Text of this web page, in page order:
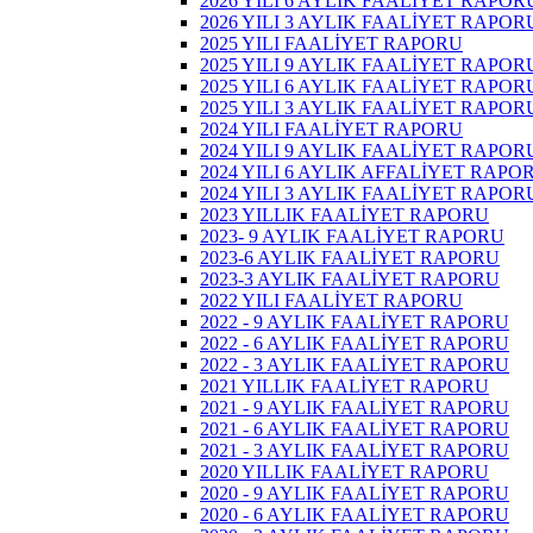
2026 YILI 3 AYLIK FAALİYET
2025 YILI FAALİYET RAPORU
2025 YILI 9 AYLIK FAALİYET
2025 YILI 6 AYLIK FAALİYET
2025 YILI 3 AYLIK FAALİYET
2024 YILI FAALİYET RAPORU
2024 YILI 9 AYLIK FAALİYET
2024 YILI 6 AYLIK AFFALİYET
2024 YILI 3 AYLIK FAALİYET
2023 YILLIK FAALİYET RAPORU
2023- 9 AYLIK FAALİYET RAPORU
2023-6 AYLIK FAALİYET RAPORU
2023-3 AYLIK FAALİYET RAPORU
2022 YILI FAALİYET RAPORU
2022 - 9 AYLIK FAALİYET RAPORU
2022 - 6 AYLIK FAALİYET RAPORU
2022 - 3 AYLIK FAALİYET RAPORU
2021 YILLIK FAALİYET RAPORU
2021 - 9 AYLIK FAALİYET RAPORU
2021 - 6 AYLIK FAALİYET RAPORU
2021 - 3 AYLIK FAALİYET RAPORU
2020 YILLIK FAALİYET RAPORU
2020 - 9 AYLIK FAALİYET RAPORU
2020 - 6 AYLIK FAALİYET RAPORU